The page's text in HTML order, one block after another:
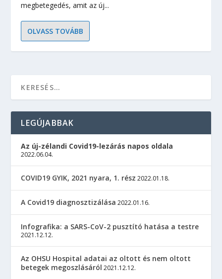
megbetegedés, amit az új...
OLVASS TOVÁBB
LEGÚJABBAK
Az új-zélandi Covid19-lezárás napos oldala
2022.06.04.
COVID19 GYIK, 2021 nyara, 1. rész 2022.01.18.
A Covid19 diagnosztizálása 2022.01.16.
Infografika: a SARS-CoV-2 pusztító hatása a testre
2021.12.12.
Az OHSU Hospital adatai az oltott és nem oltott
betegek megoszlásáról 2021.12.12.